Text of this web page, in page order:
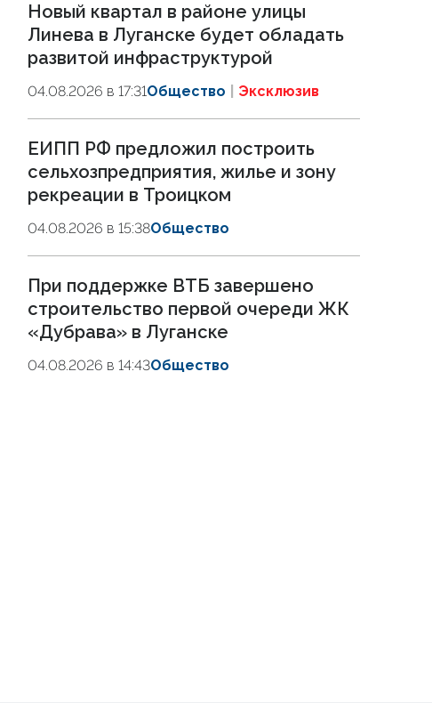
Новый квартал в районе улицы
Линева в Луганске будет обладать
развитой инфраструктурой
04.08.2026 в 17:31Общество Эксклюзив
ЕИПП РФ предложил построить
сельхозпредприятия, жилье и зону
рекреации в Троицком
04.08.2026 в 15:38Общество
При поддержке ВТБ завершено
строительство первой очереди ЖК
«Дубрава» в Луганске
04.08.2026 в 14:43Общество